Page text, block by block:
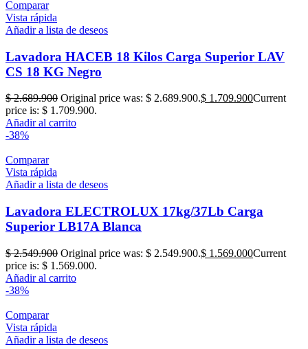
Comparar
Vista rápida
Añadir a lista de deseos
Lavadora HACEB 18 Kilos Carga Superior LAV
CS 18 KG Negro
$2.689.900 Original price was: $ 2.689.900.$ 1.709.900Current
price is: $ 1.709.900.
Añadir al carrito
-38%
Comparar
Vista rápida
Añadir a lista de deseos
Lavadora ELECTROLUX 17kg/37Lb Carga
Superior LB17A Blanca
$2.549.900 Original price was: $ 2.549.900.$ 1.569.000Current
price is: $ 1.569.000.
Añadir al carrito
-38%
Comparar
Vista rápida
Añadir a lista de deseos